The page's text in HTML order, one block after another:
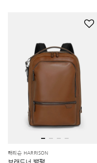
해리슨 HARRISON
브래드너 백팩